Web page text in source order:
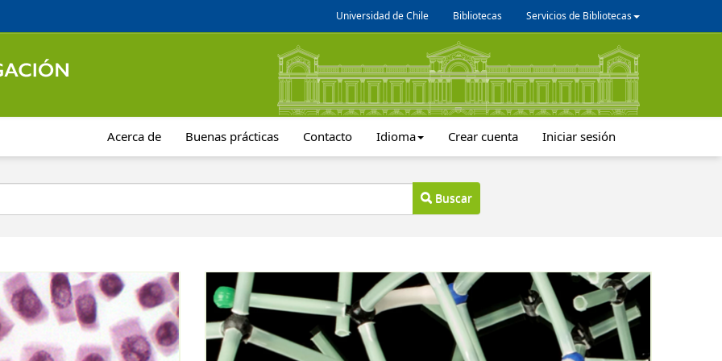
Universidad de Chile Bibliotecas Servicios de Bibliotecas
Acerca de Buenas prácticas Contacto Idioma Crear cuenta Iniciar sesión
Buscar